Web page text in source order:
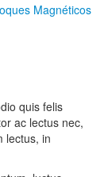
Magnéticos
quis felis
ac lectus nec,
lectus, in